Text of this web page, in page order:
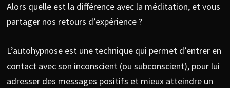
Alors quelle est la différence avec la méditation, et vous
partager nos retours d’expérience ?
L’autohypnose est une technique qui permet d’entrer en
contact avec son inconscient (ou subconscient), pour lui
adresser des messages positifs et mieux atteindre un